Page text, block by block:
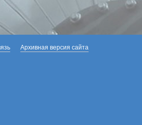
Архивная версия сайта